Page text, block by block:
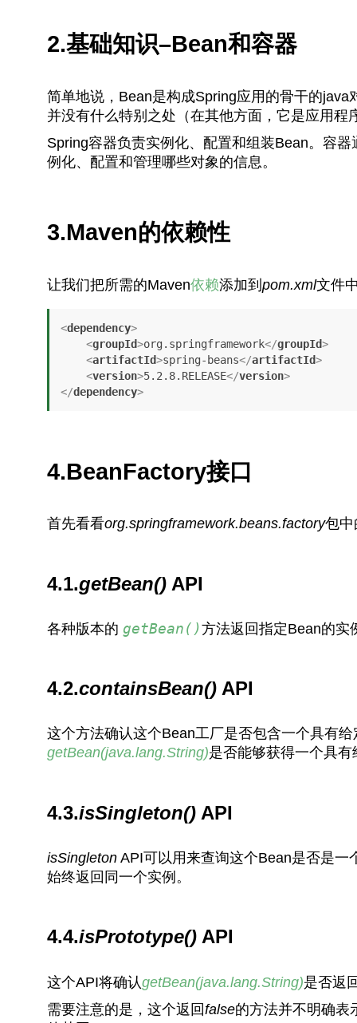
2.基础知识–Bean和容器
简单地说，Bean是构成Spring应用的骨干的
并没有什么特别之处（在其他方面，它是应用程
Spring容器负责实例化、配置和组装Bean。容
例化、配置和管理哪些对象的信息。
3.Maven的依赖性
让我们把所需的Maven依赖添加到 pom.xml文件
<dependency>
<groupId>org.springframework</groupId>
<artifactId>spring-beans</artifactId>
<version>5.2.8.RELEASE</version>
</dependency>
4.BeanFactory接口
首先看看org.springframework.beans.factory包中
4.1.getBean()API
各种版本的 getBean()方法返回指定Bean的实
4.2.containsBean()API
这个方法确认这个Bean工厂是否包含一个具有
getBean(java.lang.String)是否能够获得一个具
4.3.isSingleton()API
isSingletonAPI可以用来查询这个Bean是否是一
始终返回同一个实例。
4.4.isPrototype()API
这个API将确认getBean(java.lang.String)是否返
需要注意的是，这个返回false的方法并不明确表